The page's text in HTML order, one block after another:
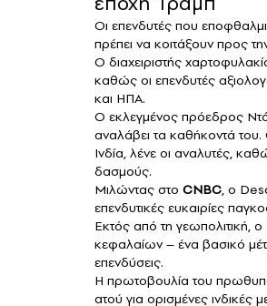
Οι επενδυτές που
πρέπει να κοιτάξουν προς
Ο διαχειριστής
καθώς οι επενδυτές
και ΗΠΑ.
Ο εκλεγμένος πρόεδρος
αναλάβει τα καθήκοντά
Ινδία, λένε οι αναλυτές,
δασμούς.
Μιλώντας στο CNBC, ο
επενδυτικές ευκαιρίες
Εκτός από τη γεωπολιτική,
κεφαλαίων – ένα βασικό
επενδύσεις.
Η πρωτοβουλία του
ατού για ορισμένες ινδικές